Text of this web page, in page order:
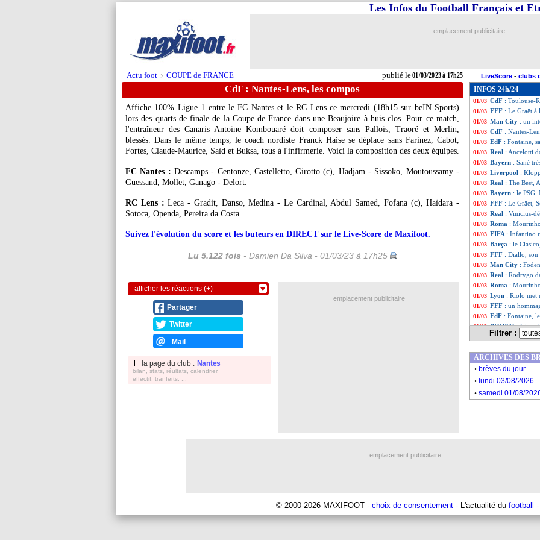
Actu foot > COUPE de FRANCE publié le01/03/2023 à 17h25
Les Infos du Football Français et
emplacement publicitaire
LiveScore - clubs
CdF : Nantes-Lens, les compos
Affiche 100% Ligue 1 entre le FC Nantes et le RC Lens ce mercredi (18h15 sur beIN Sports)
lors des quarts de finale de la Coupe de France dans une Beaujoire à huis clos. Pour ce match,
l'entraîneur des Canaris Antoine Kombouaré doit composer sans Pallois, Traoré et Merlin,
blessés. Dans le même temps, le coach nordiste Franck Haise se déplace sans Farinez, Cabot,
Fortes, Claude-Maurice, Saïd et Buksa, tous à l'infirmerie. Voici la composition des deux équipes.
FC Nantes : Descamps - Centonze, Castelletto, Girotto (c), Hadjam - Sissoko, Moutoussamy -
Guessand, Mollet, Ganago - Delort.
RC Lens : Leca - Gradit, Danso, Medina - Le Cardinal, Abdul Samed, Fofana (c), Haïdara -
Sotoca, Openda, Pereira da Costa.
Suivez l'évolution du score et les buteurs en DIRECT sur le Live-Score de Maxifoot.
Lu 5.122 fois - Damien Da Silva - 01/03/23 à 17h25
afficher les réactions (+)
Partager
Twitter
Mail
la page du club : Nantes
bilan, stats, réultats, calendrier,
effectif, tranferts, ...
INFOS 24h/24
01/03 Bayern :
01/03 CdF: Marseille-
01/03 Real-Barça: les
01/03 Real: les
01/03 CdF : Toulouse-
01/03 FFF : Le Graët à
01/03 Man City : un
01/03 CdF : Nantes-
01/03 EdF : Fontaine,
01/03 Real : Ancelotti
01/03 Bayern : Sané
01/03 Liverpool :
01/03 Real : The Best,
01/03 Bayern : le PSG,
01/03 FFF : Le Gräet,
01/03 Real : Vinicius-
01/03 Roma :
01/03 FIFA : Infantino
01/03 Barça : le
01/03 FFF : Diallo, son
01/03 Man City :
01/03 Real : Rodrygo
01/03 Roma :
01/03 Lyon : Riolo met
01/03 FFF : un
01/03 EdF : Fontaine,
01/03 PHOTO:
Juve: Pogba,
01/03 FFF: Riolo
01/03 PSG:
01/03 Roma:
01/03 PSG: Kimpembe
Filtrer :
emplacement publicitaire
ARCHIVES DES
. brèves du jour
. lundi 03/08/2026
. samedi 01/08/
emplacement publicitaire
- © 2000-2026 MAXIFOOT - choix de consentement - L'actualité du football -